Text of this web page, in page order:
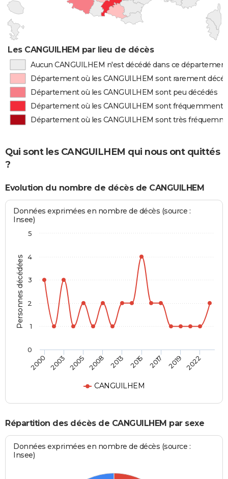
Les CANGUILHEM par lieu de décès
Aucun CANGUILHEM n'est décédé dans ce département
Département où les CANGUILHEM sont rarement
Département où les CANGUILHEM sont peu décédés
Département où les CANGUILHEM sont fréquemment
Département où les CANGUILHEM sont très
Qui sont les CANGUILHEM qui nous ont quittés
?
Evolution du nombre de décès de CANGUILHEM
Personnes décédées
Données exprimées en nombre de décès (source :
Insee)
CANGUILHEM
2000 2003 2005 2008 2013 2015 2017 2019 2022
0
1
2
3
4
5
Répartition des décès de CANGUILHEM par sexe
Données exprimées en nombre de décès (source :
Insee)